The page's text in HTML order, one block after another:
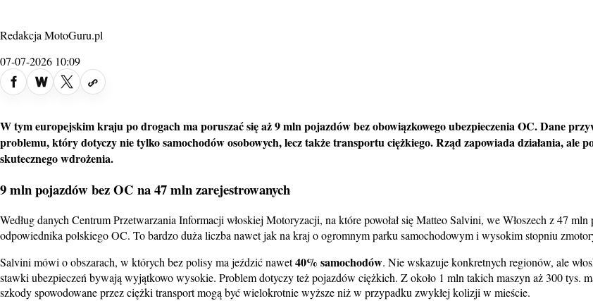
Redakcja MotoGuru.pl
07-07-2026 10:09
fot. AX UK
W tym europejskim kraju po drogach ma poruszać się aż 9 mln pojazdów bez obowiązkowego ubezpieczenia OC. Dane
problemu, który dotyczy nie tylko samochodów osobowych, lecz takżetransportuciężkiego. Rząd zapowiada działania, ale
skutecznego wdrożenia.
9 mln pojazdów bez OC na 47 mln zarejestrowanych
Według danych Centrum Przetwarzania Informacji włoskiej Motoryzacji, na które powołał się Matteo Salvini, we Włoszech z 47
odpowiednika polskiego OC. To bardzo duża liczba nawet jak na kraj o ogromnym parku samochodowym i wysokim stopniu
Salvini mówi o obszarach, w których bez polisy ma jeździć nawet40% samochodów. Nie wskazuje konkretnych regionów, ale
stawki ubezpieczeń bywają wyjątkowo wysokie. Problem dotyczy też pojazdów ciężkich. Z około 1 mln takich maszyn aż 300 tys.
szkody spowodowane przez ciężki transport mogą być wielokrotnie wyższe niż w przypadku zwykłej kolizji w mieście.